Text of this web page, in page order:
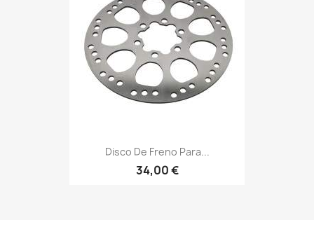
Disco De Freno Para...
34,00 €